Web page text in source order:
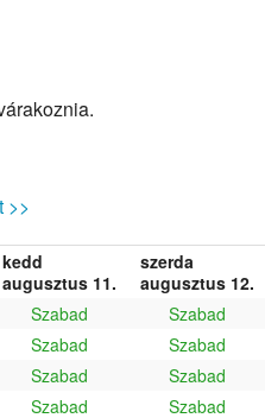
>>
kedd
augusztus 11.
szerda
augusztus 12.
Szabad Szabad
Szabad Szabad
Szabad Szabad
Szabad Szabad